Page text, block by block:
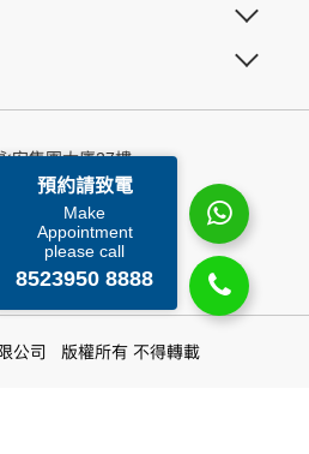
預約請致電
Make
Appointment
please call
8523950 8888
安集團大廈27樓
business@ump.com.hk
Linkedin
| 個人資料收集聲明
公司 版權所有 不得轉載